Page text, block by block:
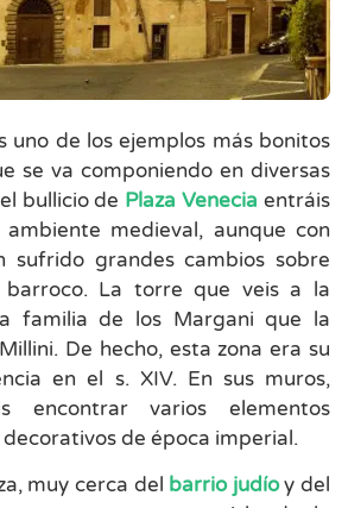
uno de los ejemplos más bonitos
se va componiendo en diversas
bullicio de Plaza Venecia entráis
medieval, aunque con
sufrido grandes cambios sobre
La torre que veis a la
familia de los Margani que la
De hecho, esta zona era su
en el s. XIV. En sus muros,
encontrar varios elementos
de época imperial.
muy cerca del barrio judíoy del